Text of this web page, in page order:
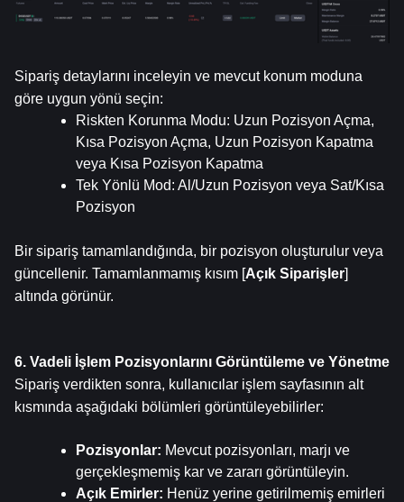
Sipariş detaylarını inceleyin ve mevcut konum moduna
göre uygun yönü seçin:
Riskten Korunma Modu: Uzun Pozisyon Açma,
Kısa Pozisyon Açma, Uzun Pozisyon Kapatma
veya Kısa Pozisyon Kapatma
Tek Yönlü Mod: Al/Uzun Pozisyon veya Sat/Kısa
Pozisyon
Bir sipariş tamamlandığında, bir pozisyon oluşturulur veya
güncellenir. Tamamlanmamış kısım [Açık Siparişler]
altında görünür.
6. Vadeli İşlem Pozisyonlarını Görüntüleme ve Yönetme
Sipariş verdikten sonra, kullanıcılar işlem sayfasının alt
kısmında aşağıdaki bölümleri görüntüleyebilirler:
Pozisyonlar: Mevcut pozisyonları, marjı ve
gerçekleşmemiş kar ve zararı görüntüleyin.
Açık Emirler: Henüz yerine getirilmemiş emirleri